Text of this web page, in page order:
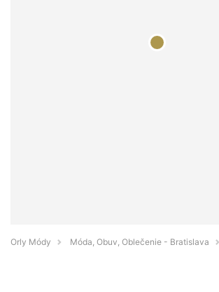
Orly Módy Móda, Obuv, Oblečenie - Bratislava